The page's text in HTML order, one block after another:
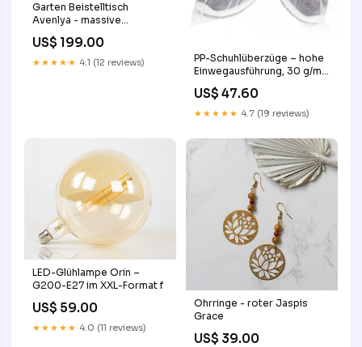
Garten Beistelltisch
Avenlya - massive
Steinoptik Stil:Grau
US$ 199.00
★★★★★ 4.1 (12 reviews)
PP-Schuhlüberzüge – hohe
Einwegausführung, 30 g/m²,
Butoject
US$ 47.60
★★★★★ 4.7 (19 reviews)
LED-Glühlampe Orin –
G200-E27 im XXL-Format f
US$ 59.00
★★★★★ 4.0 (11 reviews)
Ohrringe - roter Jaspis
Grace
US$ 39.00